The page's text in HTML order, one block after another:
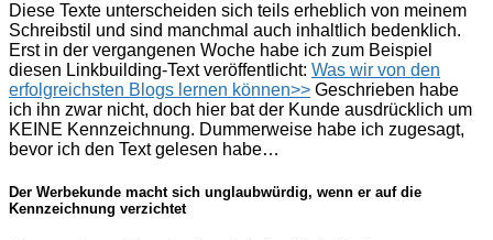
Diese Texte unterscheiden sich teils erheblich von meinem
Schreibstil und sind manchmal auch inhaltlich bedenklich.
Erst in der vergangenen Woche habe ich zum Beispiel
diesen Linkbuilding-Text veröffentlicht: Was wir von den
erfolgreichsten Blogs lernen können>> Geschrieben habe
ich ihn zwar nicht, doch hier bat der Kunde ausdrücklich um
KEINE Kennzeichnung. Dummerweise habe ich zugesagt,
bevor ich den Text gelesen habe…
Der Werbekunde macht sich unglaubwürdig, wenn er auf die
Kennzeichnung verzichtet